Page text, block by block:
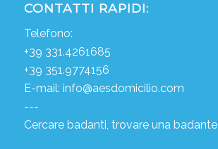
CONTATTI RAPIDI:
Telefono:
+39 331.4261685
+39 351.9774156
E-mail: info@aesdomicilio.com
---
Cercare badanti, trovare una badante